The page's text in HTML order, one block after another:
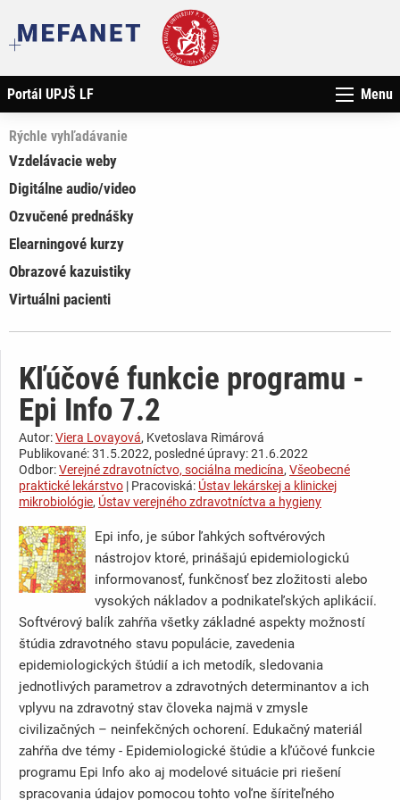
Portál UPJŠ LF Menu
Rýchle vyhľadávanie
Vzdelávacie weby
Digitálne audio/video
Ozvučené prednášky
Elearningové kurzy
Obrazové kazuistiky
Virtuálni pacienti
Kľúčové funkcie programu -
Epi Info 7.2
Autor:Viera Lovayová, Kvetoslava Rimárová
Publikované: 31.5.2022, posledné úpravy: 21.6.2022
Odbor:Verejné zdravotníctvo, sociálna medicína, Všeobecné
praktické lekárstvo | Pracoviská: Ústav lekárskej a klinickej
mikrobiológie, Ústav verejného zdravotníctva a hygieny
Epi info, je súbor ľahkých softvérových
nástrojov ktoré, prinášajú epidemiologickú
informovanosť, funkčnosť bez zložitosti alebo
vysokých nákladov a podnikateľských aplikácií.
Softvérový balík zahŕňa všetky základné aspekty možností
štúdia zdravotného stavu populácie, zavedenia
epidemiologických štúdií a ich metodík, sledovania
jednotlivých parametrov a zdravotných determinantov a ich
vplyvu na zdravotný stav človeka najmä v zmysle
civilizačných – neinfekčných ochorení. Edukačný materiál
zahŕňa dve témy - Epidemiologické štúdie a kľúčové funkcie
programu Epi Info ako aj modelové situácie pri riešení
spracovania údajov pomocou tohto voľne šíriteľného